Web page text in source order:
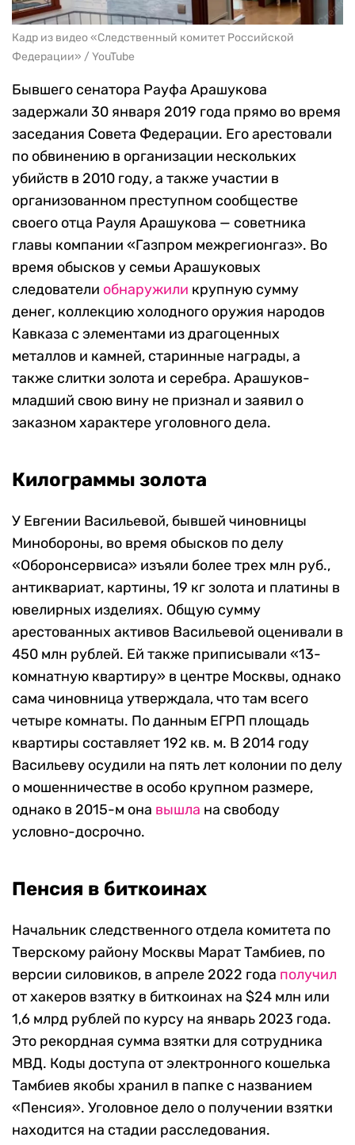
Кадр из видео «Следственный комитет Российской
Федерации» / YouTube
Бывшего сенатора Рауфа Арашукова
задержали 30 января 2019 года прямо во время
заседания Совета Федерации. Его арестовали
по обвинению в организации нескольких
убийств в 2010 году, а также участии в
организованном преступном сообществе
своего отца Рауля Арашукова — советника
главы компании «Газпром межрегионгаз». Во
время обысков у семьи Арашуковых
следователи обнаружили крупную сумму
денег, коллекцию холодного оружия народов
Кавказа с элементами из драгоценных
металлов и камней, старинные награды, а
также слитки золота и серебра. Арашуков-
младший свою вину не признал и заявил о
заказном характере уголовного дела.
Килограммы золота
У Евгении Васильевой, бывшей чиновницы
Минобороны, во время обысков по делу
«Оборонсервиса» изъяли более трех млн руб.,
антиквариат, картины, 19 кг золота и платины в
ювелирных изделиях. Общую сумму
арестованных активов Васильевой оценивали в
450 млн рублей. Ей также приписывали «13-
комнатную квартиру» в центре Москвы, однако
сама чиновница утверждала, что там всего
четыре комнаты. По данным ЕГРП площадь
квартиры составляет 192 кв. м. В 2014 году
Васильеву осудили на пять лет колонии по делу
о мошенничестве в особо крупном размере,
однако в 2015-м она вышла на свободу
условно-досрочно.
Пенсия в биткоинах
Начальник следственного отдела комитета по
Тверскому району Москвы Марат Тамбиев, по
версии силовиков, в апреле 2022 года получил
от хакеров взятку в биткоинах на $24 млн или
1,6 млрд рублей по курсу на январь 2023 года.
Это рекордная сумма взятки для сотрудника
МВД. Коды доступа от электронного кошелька
Тамбиев якобы хранил в папке с названием
«Пенсия». Уголовное дело о получении взятки
находится на стадии расследования.